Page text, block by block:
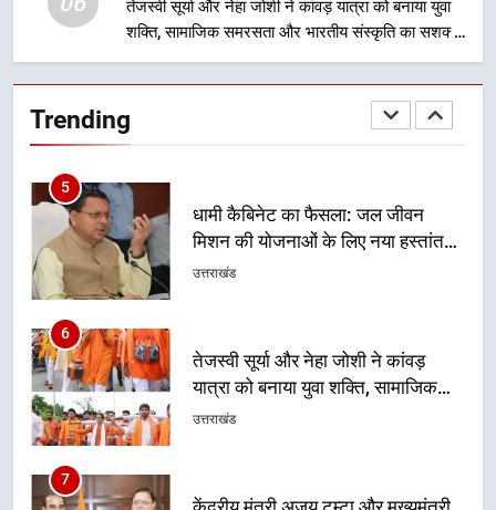
तेजस्वी सूर्या और नेहा जोशी ने कांवड़ यात्रा को बनाया युवा
शक्ति, सामाजिक समरसता और भारतीय संस्कृति का सशक्त
संदेश
Trending
निरंतर प्रयास
मिशन की योजनाओं के लिए नया हस्तांतरण
प्रोटोकॉल लागू, ग्राम पंचायतों को सौंपने
6
तेजस्वी सूर्या और नेहा जोशी ने कांवड़
यात्रा को बनाया युवा शक्ति, सामाजिक
समरसता और भारतीय संस्कृति का सशक्त
उत्तराखंड
7
केंद्रीय मंत्री अजय टम्टा और मुख्यमंत्री
धामी की बैठक, सड़क परियोजनाओं पर
हुआ मंथन
उत्तराखंड
8